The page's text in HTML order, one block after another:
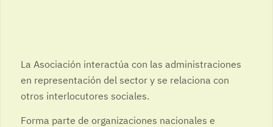
La Asociación interactúa con las administraciones
en representación del sector y se relaciona con
otros interlocutores sociales.
Forma parte de organizaciones nacionales e